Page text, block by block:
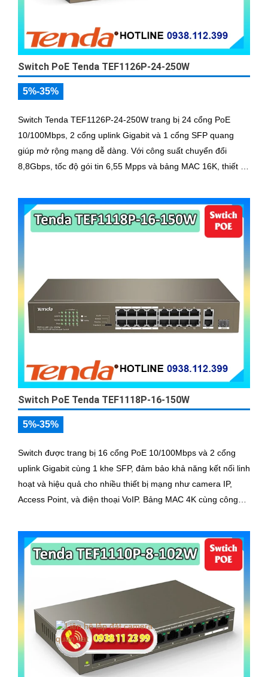
Switch PoE Tenda TEF1126P-24-250W
5%-35%
Switch Tenda TEF1126P-24-250W trang bị 24 cổng PoE
10/100Mbps, 2 cổng uplink Gigabit và 1 cổng SFP quang
giúp mở rộng mạng dễ dàng. Với công suất chuyển đổi
8,8Gbps, tốc độ gói tin 6,55 Mpps và bảng MAC 16K, thiết bị
Switch PoE Tenda TEF1118P-16-150W
5%-35%
Switch được trang bị 16 cổng PoE 10/100Mbps và 2 cổng
uplink Gigabit cùng 1 khe SFP, đảm bảo khả năng kết nối linh
hoạt và hiệu quả cho nhiều thiết bị mạng như camera IP,
Access Point, và điện thoại VoIP. Bảng MAC 4K cùng công